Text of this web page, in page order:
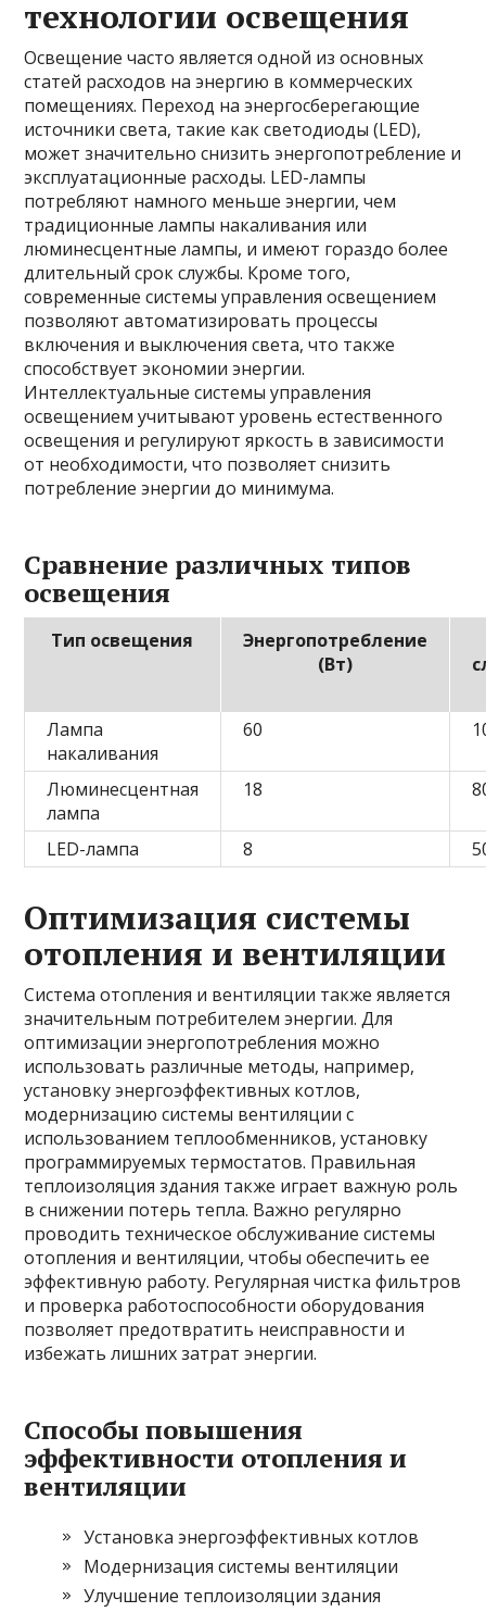
технологии освещения
Освещение часто является одной из основных
статей расходов на энергию в коммерческих
помещениях. Переход на энергосберегающие
источники света, такие как светодиоды (LED),
может значительно снизить энергопотребление и
эксплуатационные расходы. LED-лампы
потребляют намного меньше энергии, чем
традиционные лампы накаливания или
люминесцентные лампы, и имеют гораздо более
длительный срок службы. Кроме того,
современные системы управления освещением
позволяют автоматизировать процессы
включения и выключения света, что также
способствует экономии энергии.
Интеллектуальные системы управления
освещением учитывают уровень естественного
освещения и регулируют яркость в зависимости
от необходимости, что позволяет снизить
потребление энергии до минимума.
Сравнение различных типов
освещения
Тип освещения
Энергопотребление
(Вт)
Лампа
накаливания
60
Люминесцентная
лампа
18
LED-лампа 8
Оптимизация системы
отопления и вентиляции
Система отопления и вентиляции также является
значительным потребителем энергии. Для
оптимизации энергопотребления можно
использовать различные методы, например,
установку энергоэффективных котлов,
модернизацию системы вентиляции с
использованием теплообменников, установку
программируемых термостатов. Правильная
теплоизоляция здания также играет важную роль
в снижении потерь тепла. Важно регулярно
проводить техническое обслуживание системы
отопления и вентиляции, чтобы обеспечить ее
эффективную работу. Регулярная чистка фильтров
и проверка работоспособности оборудования
позволяет предотвратить неисправности и
избежать лишних затрат энергии.
Способы повышения
эффективности отопления и
вентиляции
Установка энергоэффективных котлов
Модернизация системы вентиляции
Улучшение теплоизоляции здания